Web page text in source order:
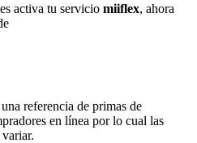
activa tu servicio miiflex, ahora
referencia de primas de
en línea por lo cual las